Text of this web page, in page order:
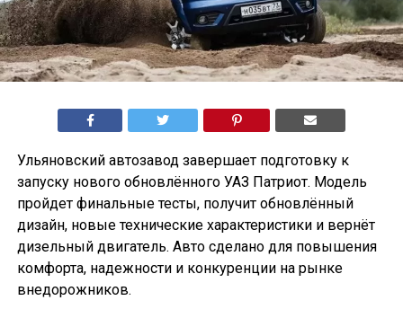
Ульяновский автозавод завершает подготовку к
запуску нового обновлённого УАЗ Патриот. Модель
пройдет финальные тесты, получит обновлённый
дизайн, новые технические характеристики и вернёт
дизельный двигатель. Авто сделано для повышения
комфорта, надежности и конкуренции на рынке
внедорожников.